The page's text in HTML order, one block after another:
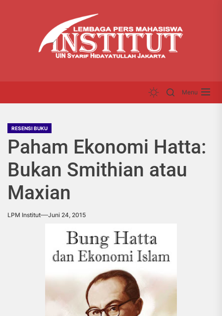
Menu
RESENSI BUKU
Paham Ekonomi Hatta:
Bukan Smithian atau
Maxian
LPM Institut Juni 24, 2015